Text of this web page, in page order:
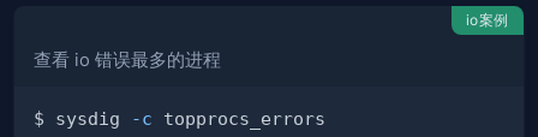
io案例
查看 io 错误最多的进程
$ sysdig -c